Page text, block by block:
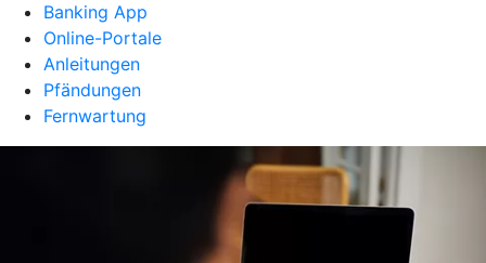
Banking App
Online-Portale
Anleitungen
Pfändungen
Fernwartung